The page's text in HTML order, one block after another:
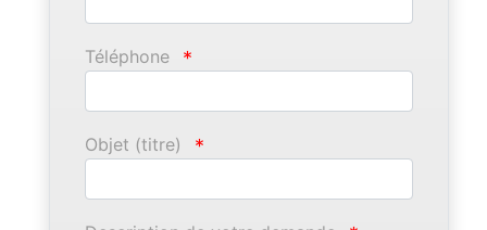
Téléphone *
Objet (titre) *